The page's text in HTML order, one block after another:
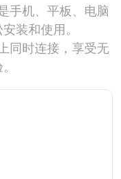
手机、平板、电脑
装和使用。
同时连接，享受无